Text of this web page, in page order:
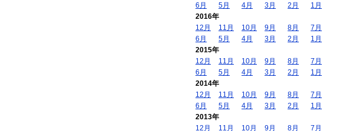
6月
5月 4月 3月 2月
1月
2016年
12月
11月 10月 9月 8月
7月
6月
5月 4月 3月 2月
1月
2015年
12月
11月 10月 9月 8月
7月
6月
5月 4月 3月 2月
1月
2014年
12月
11月 10月 9月 8月
7月
6月
5月 4月 3月 2月
1月
2013年
12月
11月 10月 9月 8月 7月